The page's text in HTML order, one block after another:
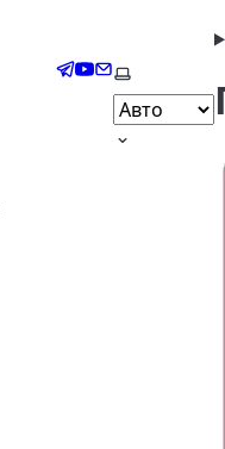
Telegram
YouTube
EmailВыберите